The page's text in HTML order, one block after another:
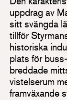
uppdrag av
sitt svängda
tillför
historiska
plats för
breddade
vistelserum
framväxande